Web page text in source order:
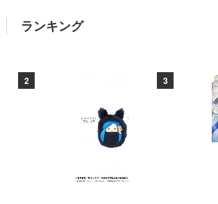
ランキング
2 3